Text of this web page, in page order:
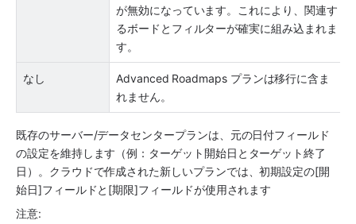
が無効になっています。これにより、関連す
るボードとフィルターが確実に組み込まれま
す。
なし
Advanced Roadmaps プランは移行に含ま
れません。
既存のサーバー/データセンタープランは、元の日付フィールド
の設定を維持します（例：ターゲット開始日とターゲット終了
日）。クラウドで作成された新しいプランでは、初期設定の[開
始日]フィールドと[期限]フィールドが使用されます
注意: